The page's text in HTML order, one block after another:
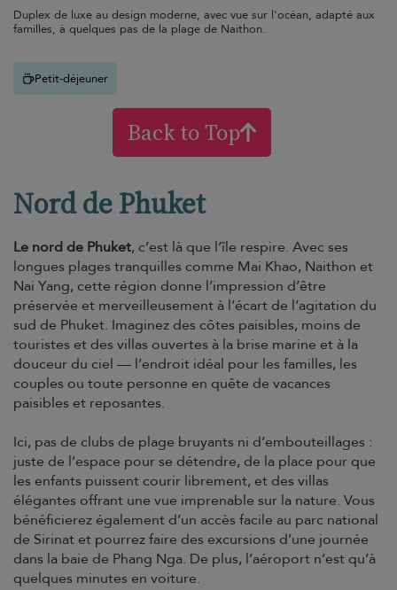
Duplex de luxe au design moderne, avec vue sur l'océan, adapté aux
familles, à quelques pas de la plage de Naithon.
Petit-déjeuner
Back to Top
Nord de Phuket
Le nord de Phuket, c’est là que l’île respire. Avec ses
longues plages tranquilles comme Mai Khao, Naithon et
Nai Yang, cette région donne l’impression d’être
préservée et merveilleusement à l’écart de l’agitation du
sud de Phuket. Imaginez des côtes paisibles, moins de
touristes et des villas ouvertes à la brise marine et à la
douceur du ciel — l’endroit idéal pour les familles, les
couples ou toute personne en quête de vacances
paisibles et reposantes.
Ici, pas de clubs de plage bruyants ni d’embouteillages :
juste de l’espace pour se détendre, de la place pour que
les enfants puissent courir librement, et des villas
élégantes offrant une vue imprenable sur la nature. Vous
bénéficierez également d’un accès facile au parc national
de Sirinat et pourrez faire des excursions d’une journée
dans la baie de Phang Nga. De plus, l’aéroport n’est qu’à
quelques minutes en voiture.